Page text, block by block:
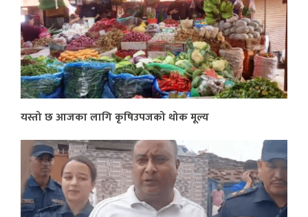
यस्तो छ आजका लागि कृषिउपजको थोक मूल्य